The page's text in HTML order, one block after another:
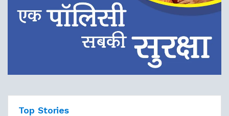
Top Stories